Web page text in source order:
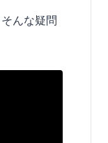
そんな疑問